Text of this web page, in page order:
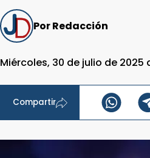
Por Redacción
Miércoles, 30 de julio de 2025
Compartir